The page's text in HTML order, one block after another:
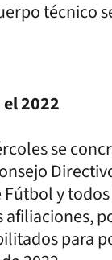
técnico
2022
se
y
afiliaciones,
para